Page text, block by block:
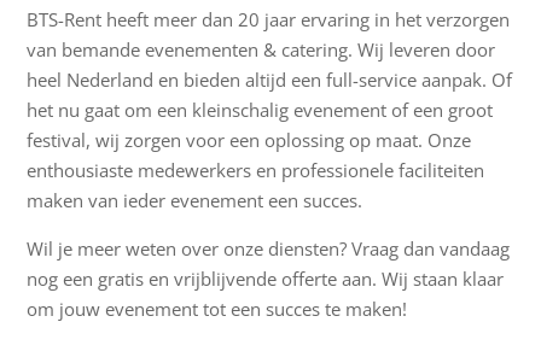
BTS-Rent heeft meer dan 20 jaar ervaring in het verzorgen
van bemande evenementen & catering. Wij leveren door
heel Nederland en bieden altijd een full-service aanpak. Of
het nu gaat om een kleinschalig evenement of een groot
festival, wij zorgen voor een oplossing op maat. Onze
enthousiaste medewerkers en professionele faciliteiten
maken van ieder evenement een succes.
Wil je meer weten over onze diensten? Vraag dan vandaag
nog een gratis en vrijblijvende offerte aan. Wij staan klaar
om jouw evenement tot een succes te maken!